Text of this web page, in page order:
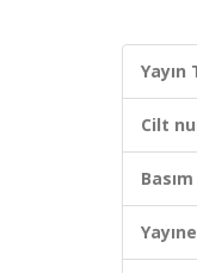
Yayın
Cilt